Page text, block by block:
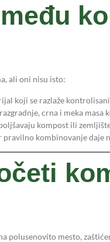
ali oni nisu isto:
koji se razlaže
crna i meka masa
kompost ili
pravilno kombinovanje daje
polusenovito mesto,